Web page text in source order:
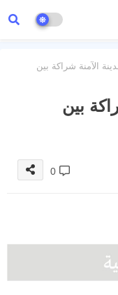
الآمنة شراكة بين
بين
0